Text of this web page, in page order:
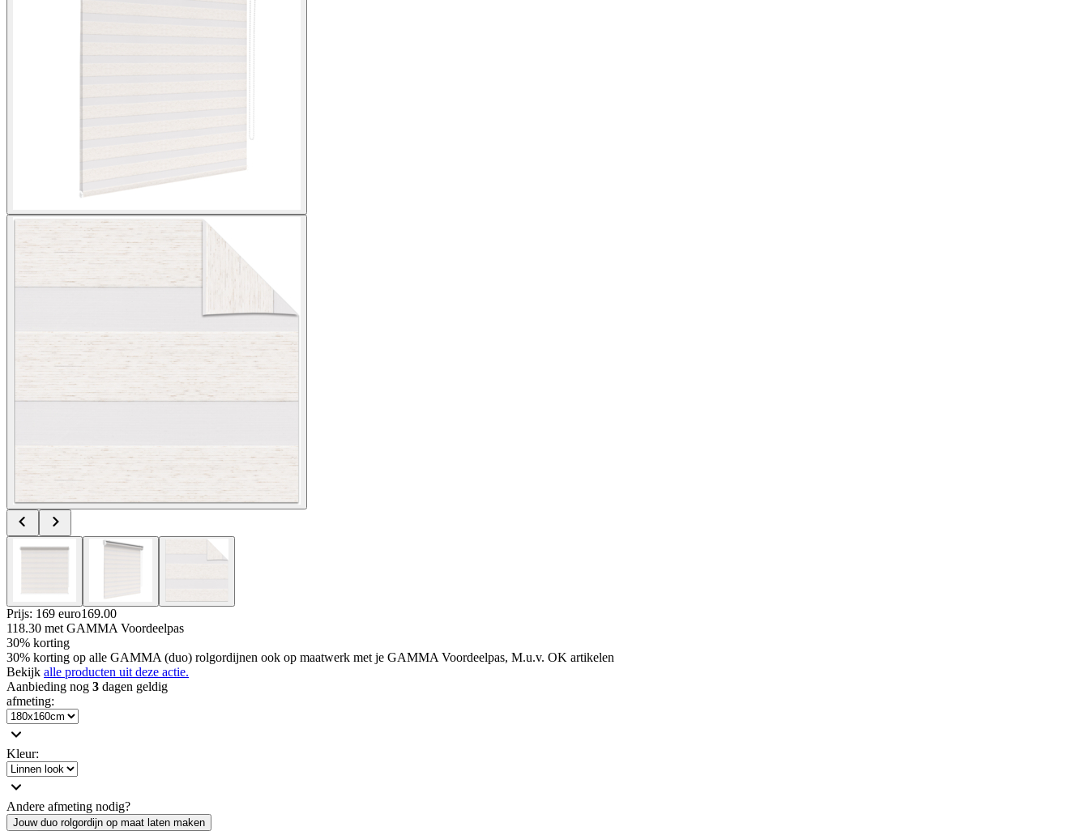
Prijs: 169 euro169.00
118.30 met GAMMA Voordeelpas
30% korting
30% korting op alle GAMMA (duo) rolgordijnen ook op maatwerk met je GAMMA Voordeelpas, M.u.v. OK artikelen
Bekijk alle producten uit deze actie.
Aanbieding nog 3 dagen geldig
afmeting:
Kleur:
Andere afmeting nodig?
Jouw duo rolgordijn op maat laten maken